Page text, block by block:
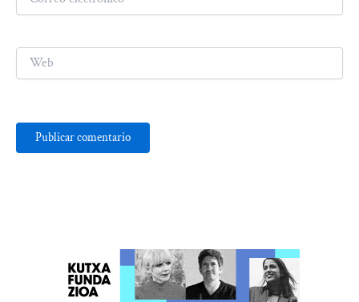
electrónico*
Web